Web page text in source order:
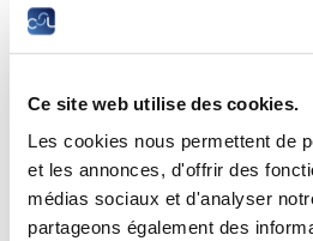
Ce site web utilise des cookies.
Les cookies nous permettent de
et les annonces, d'offrir des
médias sociaux et d'analyser
partageons également des
plateforme de débats de la
vous.
Programme :